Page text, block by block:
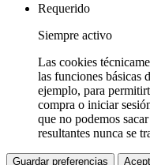
Requerido
Siempre activo
Las cookies
las funciones básicas
ejemplo, para
compra o iniciar
que no podemos
resultantes nunca se
Guardar preferencias